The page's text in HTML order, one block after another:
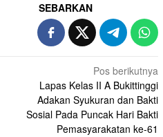
SEBARKAN
Pos berikutnya
Lapas Kelas II A Bukittinggi
Adakan Syukuran dan Bakti
Sosial Pada Puncak Hari Bakti
Pemasyarakatan ke-61